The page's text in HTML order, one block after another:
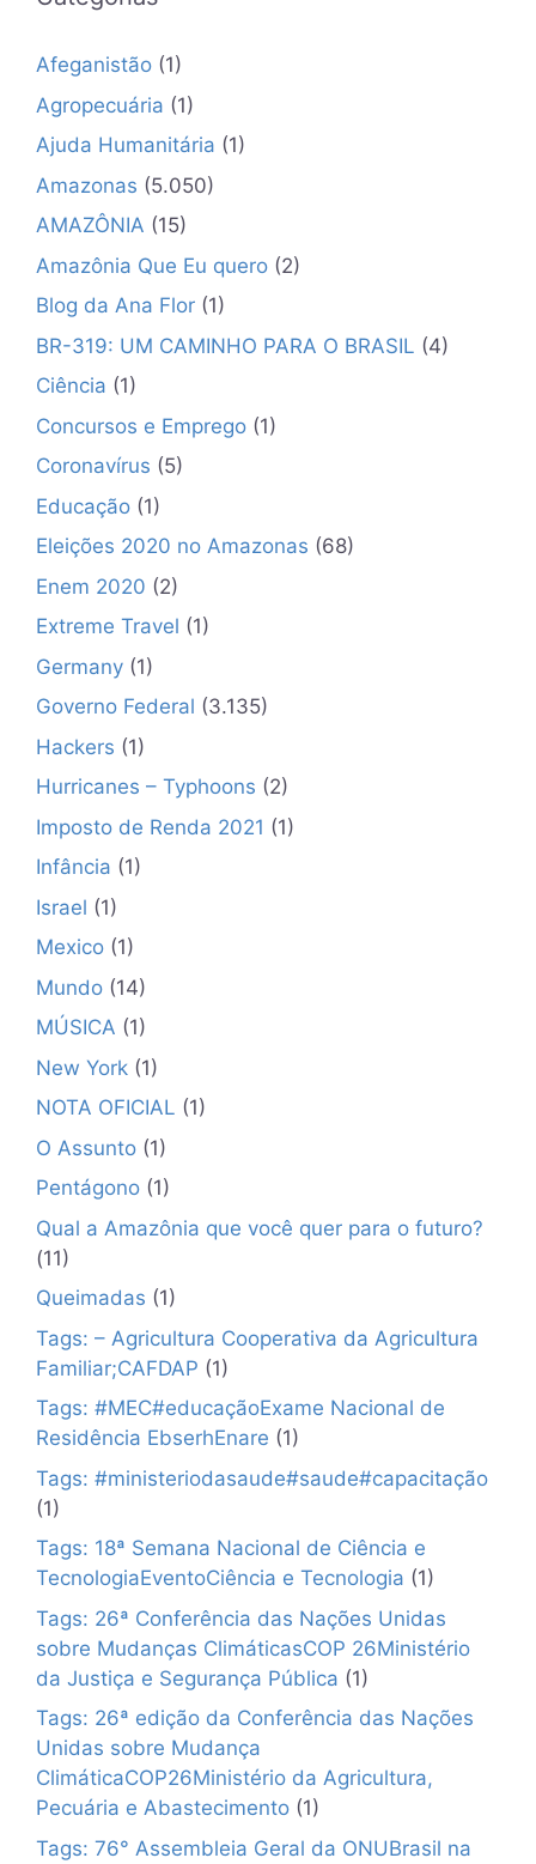
Afeganistão (1)
Agropecuária (1)
Ajuda Humanitária (1)
Amazonas (5.050)
AMAZÔNIA (15)
Amazônia Que Eu quero (2)
Blog da Ana Flor (1)
BR-319: UM CAMINHO PARA O BRASIL (4)
Ciência (1)
Concursos e Emprego (1)
Coronavírus (5)
Educação (1)
Eleições 2020 no Amazonas (68)
Enem 2020 (2)
Extreme Travel (1)
Germany (1)
Governo Federal (3.135)
Hackers (1)
Hurricanes – Typhoons (2)
Imposto de Renda 2021 (1)
Infância (1)
Israel (1)
Mexico (1)
Mundo (14)
MÚSICA (1)
New York (1)
NOTA OFICIAL (1)
O Assunto (1)
Pentágono (1)
Qual a Amazônia que você quer para o futuro?
(11)
Queimadas (1)
Tags: – Agricultura Cooperativa da Agricultura
Familiar;CAFDAP (1)
Tags: #MEC#educaçãoExame Nacional de
Residência EbserhEnare (1)
Tags: #ministeriodasaude#saude#capacitação
(1)
Tags: 18ª Semana Nacional de Ciência e
TecnologiaEventoCiência e Tecnologia (1)
Tags: 26ª Conferência das Nações Unidas
sobre Mudanças ClimáticasCOP 26Ministério
da Justiça e Segurança Pública (1)
Tags: 26ª edição da Conferência das Nações
Unidas sobre Mudança
ClimáticaCOP26Ministério da Agricultura,
Pecuária e Abastecimento (1)
Tags: 76° Assembleia Geral da ONUBrasil na